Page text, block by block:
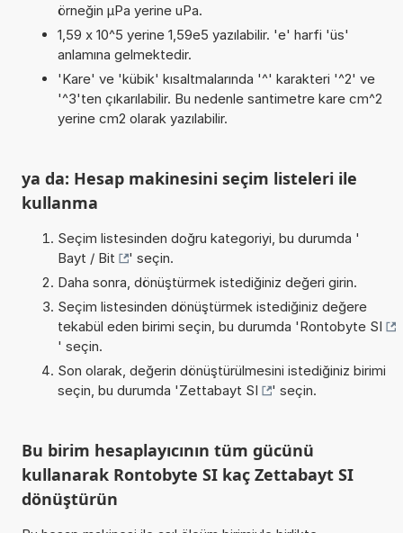
örneğin µPa yerine uPa.
1,59 x 10^5 yerine 1,59e5 yazılabilir. 'e' harfi 'üs'
anlamına gelmektedir.
'Kare' ve 'kübik' kısaltmalarında '^' karakteri '^2' ve
'^3'ten çıkarılabilir. Bu nedenle santimetre kare cm^2
yerine cm2 olarak yazılabilir.
ya da: Hesap makinesini seçim listeleri ile
kullanma
Seçim listesinden doğru kategoriyi, bu durumda '
Bayt / Bit
' seçin.
Daha sonra, dönüştürmek istediğiniz değeri girin.
Seçim listesinden dönüştürmek istediğiniz değere
tekabül eden birimi seçin, bu durumda 'Rontobyte SI
' seçin.
Son olarak, değerin dönüştürülmesini istediğiniz birimi
seçin, bu durumda 'Zettabayt SI ' seçin.
Bu birim hesaplayıcının tüm gücünü
kullanarak Rontobyte SI kaç Zettabayt SI
dönüştürün